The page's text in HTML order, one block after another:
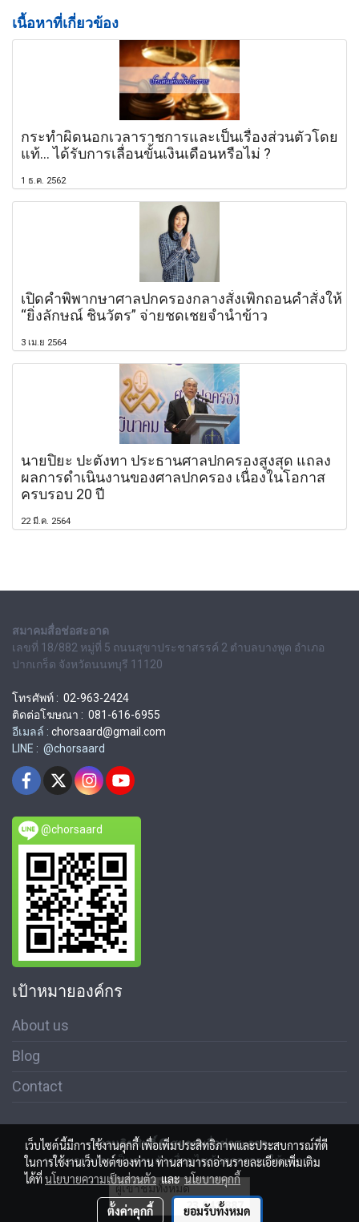
เนื้อหาที่เกี่ยวข้อง
กระทำผิดนอกเวลาราชการและเป็นเรื่องส่วนตัวโดย
แท้... ได้รับการเลื่อนขั้นเงินเดือนหรือไม่ ?
1 ธ.ค. 2562
เปิดคำพิพากษาศาลปกครองกลางสั่งเพิกถอนคำสั่งให้
“ยิ่งลักษณ์ ชินวัตร” จ่ายชดเชยจำนำข้าว
3 เม.ย 2564
นายปิยะ ปะตังทา ประธานศาลปกครองสูงสุด แถลง
ผลการดำเนินงานของศาลปกครอง เนื่องในโอกาส
ครบรอบ 20 ปี
22 มี.ค. 2564
สมาคมสื่อช่อสะอาด
เลขที่ 18/882 หมู่ที่ 5 ถนนสุขาประชาสรรค์ 2 ตำบลบางพูด อำเภอ
ปากเกร็ด จังหวัดนนทบุรี 11120
โทรศัพท์ : 02-963-2424
ติดต่อโฆษณา : 081-616-6955
อีเมลล์ : chorsaard@gmail.com
LINE : @chorsaard
@chorsaard
เป้าหมายองค์กร
About us
Blog
Contact
สงวนลิขสิทธิ์ © สมาคมสื่อช่อสะอาด
นโนบายความเป็นส่วนตัว เงื่อนไขข้อตกลงการใช้บริการ
ผู้เข้าชมวันนี้ 1
Powered byMakeWebEasy.com
เว็บไซต์นี้มีการใช้งานคุกกี้ เพื่อเพิ่มประสิทธิภาพและประสบการณ์ที่ดี
ในการใช้งานเว็บไซต์ของท่าน ท่านสามารถอ่านรายละเอียดเพิ่มเติม
ได้ที่นโยบายความเป็นส่วนตัวและนโยบายคุกกี้
ตั้งค่าคุกกี้ ยอมรับทั้งหมด